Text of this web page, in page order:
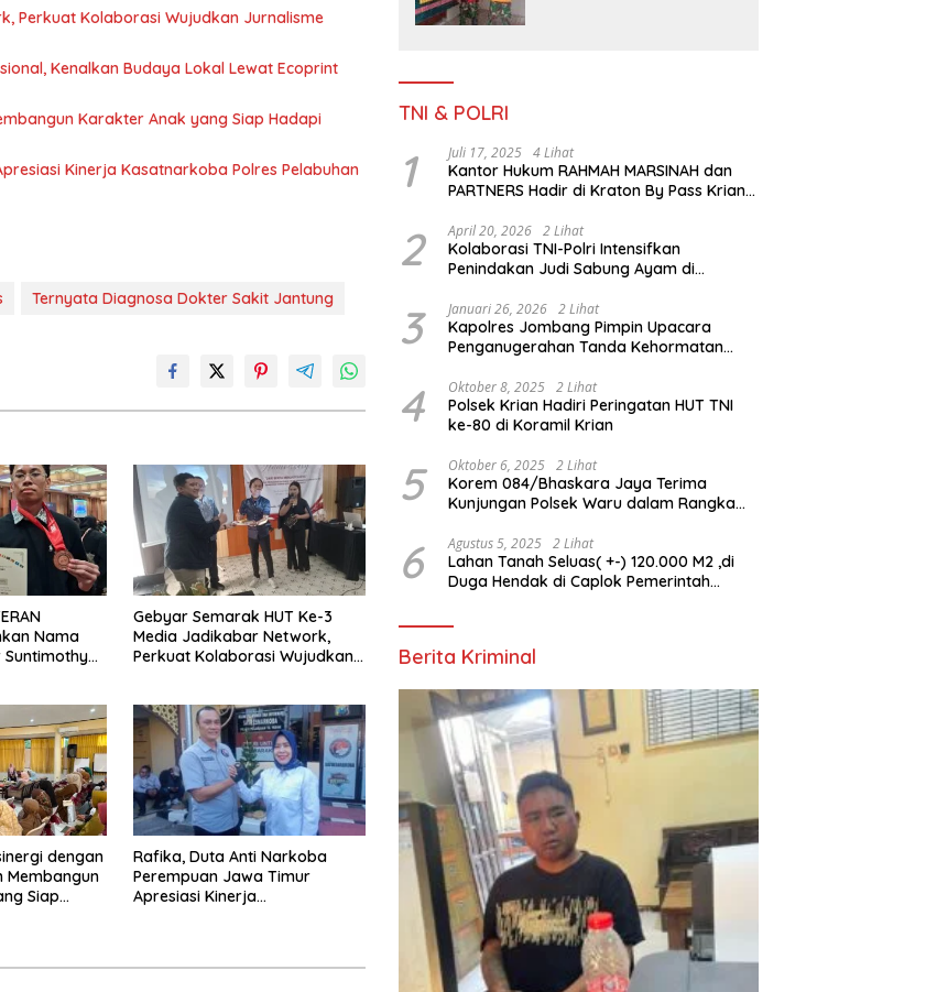
Perkuat Kolaborasi Wujudkan Jurnalisme
Kenalkan Budaya Lokal Lewat Ecoprint
Karakter Anak yang Siap Hadapi
Kinerja Kasatnarkoba Polres Pelabuhan
Ternyata Diagnosa Dokter Sakit Jantung
Nama
Suntimothy
Gebyar Semarak HUT Ke-3
Media Jadikabar Network,
Perkuat Kolaborasi Wujudkan
Malang
dengan
Membangun
Siap
Rafika, Duta Anti Narkoba
Perempuan Jawa Timur
Apresiasi Kinerja
TNI & POLRI
1 Juli 17, 2025 4 Lihat
Kantor Hukum RAHMAH MARSINAH dan
PARTNERS Hadir di Kraton By Pass Krian
2 April 20, 2026 2 Lihat
Kolaborasi TNI-Polri Intensifkan
Penindakan Judi Sabung Ayam di
3 Januari 26, 2026 2 Lihat
Kapolres Jombang Pimpin Upacara
Penganugerahan Tanda Kehormatan
Polri
4 Oktober 8, 2025 2 Lihat
Polsek Krian Hadiri Peringatan HUT TNI
ke-80 di Koramil Krian
5 Oktober 6, 2025 2 Lihat
Korem 084/Bhaskara Jaya Terima
Kunjungan Polsek Waru dalam Rangka
6 Agustus 5, 2025 2 Lihat
Lahan Tanah Seluas( +-) 120.000 M2 ,di
Duga Hendak di Caplok Pemerintah
Berita Kriminal